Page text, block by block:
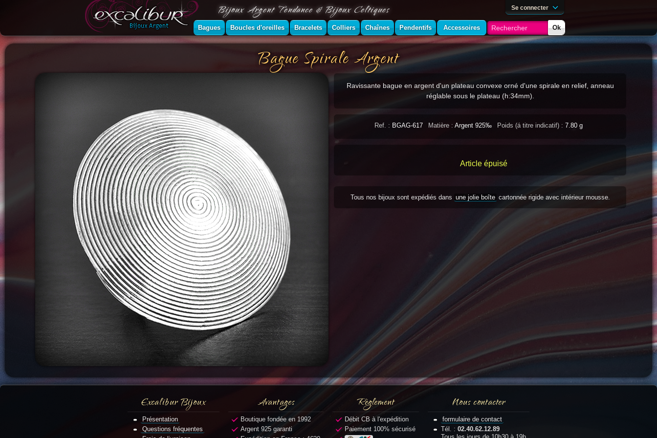
Bague Spirale Argent
Ravissante bague en argent d'un plateau convexe orné d'une spirale en relief, anneau
réglable sous le plateau (h:34mm).
Ref. : BGAG-617 Matière : Argent 925‰ Poids (á titre indicatif) : 7.80 g
Article épuisé
Tous nos bijoux sont expédiés dans une jolie boîte cartonnée rigide avec intérieur mousse.
Excalibur Bijoux
Présentation
Questions fréquentes
Avantages
Boutique fondée en 1992
Argent 925 garanti
Règlement
Débit CB à l'expédition
Paiement 100% sécurisé
Nous contacter
formulaire de contact
Tél. : 02.40.62.12.89
Bijoux Argent Tendance & Bijoux Celtiques Se connecter
Bagues Boucles d'oreilles Bracelets Colliers Chaînes Pendentifs Accessoires Ok